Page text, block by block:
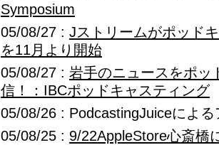
Symposium
05/08/27 : Jストリームがポッド
を11月より開始
05/08/27 : 岩手のニュースをポッ
信！：IBCポッドキャスティング
05/08/26 : PodcastingJuiceによる
05/08/25 : 9/22AppleStore心斎橋